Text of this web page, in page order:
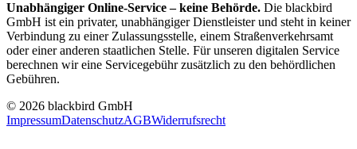
Unabhängiger Online-Service – keine Behörde. Die blackbird
GmbH ist ein privater, unabhängiger Dienstleister und steht in keiner
Verbindung zu einer Zulassungsstelle, einem Straßenverkehrsamt
oder einer anderen staatlichen Stelle. Für unseren digitalen Service
berechnen wir eine Servicegebühr zusätzlich zu den behördlichen
Gebühren.
© 2026 blackbird GmbH
ImpressumDatenschutzAGBWiderrufsrecht